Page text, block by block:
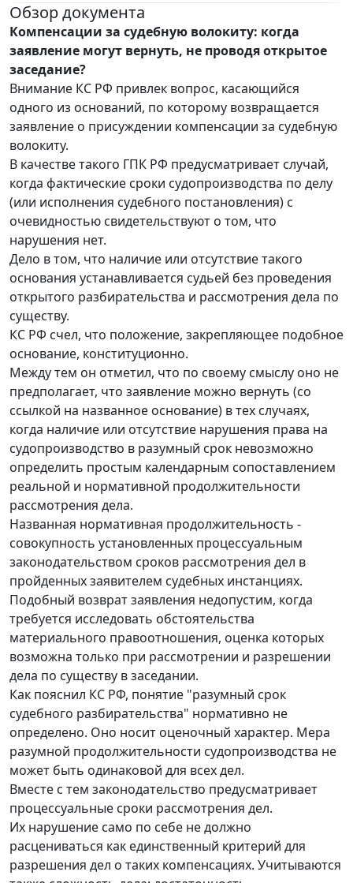
Обзор документа
Компенсации за судебную волокиту: когда
заявление могут вернуть, не проводя открытое
заседание?
Внимание КС РФ привлек вопрос, касающийся
одного из оснований, по которому возвращается
заявление о присуждении компенсации за судебную
волокиту.
В качестве такого ГПК РФ предусматривает случай,
когда фактические сроки судопроизводства по делу
(или исполнения судебного постановления) с
очевидностью свидетельствуют о том, что
нарушения нет.
Дело в том, что наличие или отсутствие такого
основания устанавливается судьей без проведения
открытого разбирательства и рассмотрения дела по
существу.
КС РФ счел, что положение, закрепляющее подобное
основание, конституционно.
Между тем он отметил, что по своему смыслу оно не
предполагает, что заявление можно вернуть (со
ссылкой на названное основание) в тех случаях,
когда наличие или отсутствие нарушения права на
судопроизводство в разумный срок невозможно
определить простым календарным сопоставлением
реальной и нормативной продолжительности
рассмотрения дела.
Названная нормативная продолжительность -
совокупность установленных процессуальным
законодательством сроков рассмотрения дел в
пройденных заявителем судебных инстанциях.
Подобный возврат заявления недопустим, когда
требуется исследовать обстоятельства
материального правоотношения, оценка которых
возможна только при рассмотрении и разрешении
дела по существу в заседании.
Как пояснил КС РФ, понятие "разумный срок
судебного разбирательства" нормативно не
определено. Оно носит оценочный характер. Мера
разумной продолжительности судопроизводства не
может быть одинаковой для всех дел.
Вместе с тем законодательство предусматривает
процессуальные сроки рассмотрения дел.
Их нарушение само по себе не должно
расцениваться как единственный критерий для
разрешения дел о таких компенсациях. Учитываются